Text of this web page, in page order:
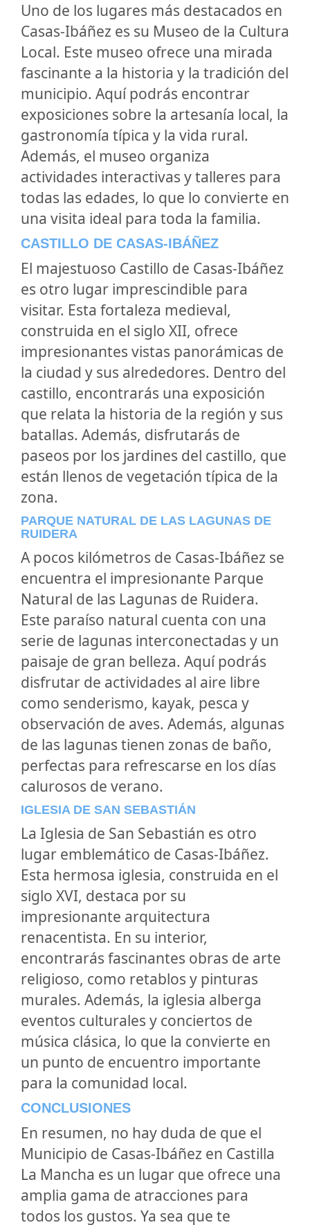
Uno de los lugares más destacados en
Casas-Ibáñez es su Museo de la Cultura
Local. Este museo ofrece una mirada
fascinante a la historia y la tradición del
municipio. Aquí podrás encontrar
exposiciones sobre la artesanía local, la
gastronomía típica y la vida rural.
Además, el museo organiza
actividades interactivas y talleres para
todas las edades, lo que lo convierte en
una visita ideal para toda la familia.
CASTILLO DE CASAS-IBÁÑEZ
El majestuoso Castillo de Casas-Ibáñez
es otro lugar imprescindible para
visitar. Esta fortaleza medieval,
construida en el siglo XII, ofrece
impresionantes vistas panorámicas de
la ciudad y sus alrededores. Dentro del
castillo, encontrarás una exposición
que relata la historia de la región y sus
batallas. Además, disfrutarás de
paseos por los jardines del castillo, que
están llenos de vegetación típica de la
zona.
PARQUE NATURAL DE LAS LAGUNAS DE
RUIDERA
A pocos kilómetros de Casas-Ibáñez se
encuentra el impresionante Parque
Natural de las Lagunas de Ruidera.
Este paraíso natural cuenta con una
serie de lagunas interconectadas y un
paisaje de gran belleza. Aquí podrás
disfrutar de actividades al aire libre
como senderismo, kayak, pesca y
observación de aves. Además, algunas
de las lagunas tienen zonas de baño,
perfectas para refrescarse en los días
calurosos de verano.
IGLESIA DE SAN SEBASTIÁN
La Iglesia de San Sebastián es otro
lugar emblemático de Casas-Ibáñez.
Esta hermosa iglesia, construida en el
siglo XVI, destaca por su
impresionante arquitectura
renacentista. En su interior,
encontrarás fascinantes obras de arte
religioso, como retablos y pinturas
murales. Además, la iglesia alberga
eventos culturales y conciertos de
música clásica, lo que la convierte en
un punto de encuentro importante
para la comunidad local.
CONCLUSIONES
En resumen, no hay duda de que el
Municipio de Casas-Ibáñez en Castilla
La Mancha es un lugar que ofrece una
amplia gama de atracciones para
todos los gustos. Ya sea que te